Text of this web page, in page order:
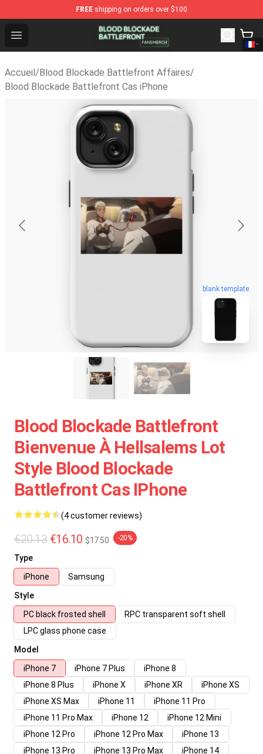
FREE shipping on orders over $100
Open menu
Blood Blockade Battlefront Shop - Official Blood
Accueil/Blood Blockade Battlefront Affaires/
Blood Blockade Battlefront Cas iPhone
blank template
Blood Blockade Battlefront
Bienvenue À Hellsalems Lot
Style Blood Blockade
Battlefront Cas IPhone
(4 customer reviews)
€20.13 €16.10 $17.50 -20%
Type
iPhone
Samsung
Style
PC black frosted shell
RPC transparent soft shell
LPC glass phone case
Model
iPhone 7
iPhone 7 Plus
iPhone 8
iPhone 8 Plus
iPhone X iPhone XR
iPhone XS
iPhone XS Max
iPhone 11
iPhone 11 Pro
iPhone 11 Pro Max
iPhone 12
iPhone 12 Mini
iPhone 12 Pro
iPhone 12 Pro Max
iPhone 13
iPhone 13 Pro
iPhone 13 Pro Max
iPhone 14